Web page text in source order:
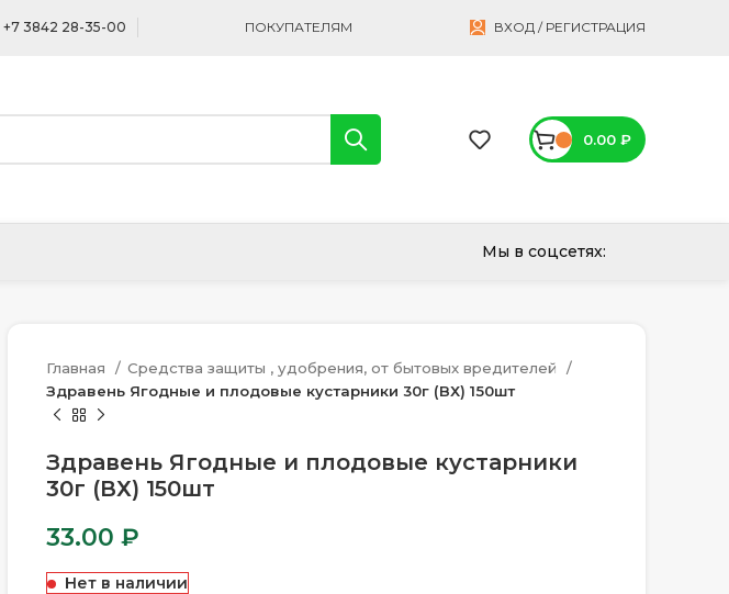
+7 3842 28-35-00 ПОКУПАТЕЛЯМ ВХОД / РЕГИСТРАЦИЯ
0.00 ₽
Мы в соцсетях:
Главная
Средства защиты , удобрения, от бытовых вредителей
Здравень Ягодные и плодовые кустарники 30г (ВХ) 150шт
Здравень Ягодные и плодовые кустарники
30г (ВХ) 150шт
33.00 ₽
Нет в наличии